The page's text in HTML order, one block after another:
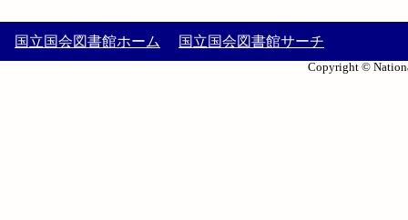
国立国会図書館ホーム 国立国会図書館サーチ
Copyright ©